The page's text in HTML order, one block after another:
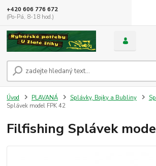
+420 606 776 672
(Po-Pá, 8-18 hod.)
Úvod PLAVANÁ Splávky, Bojky a Bubliny
Splávek model FPK 42
Filfishing Splávek